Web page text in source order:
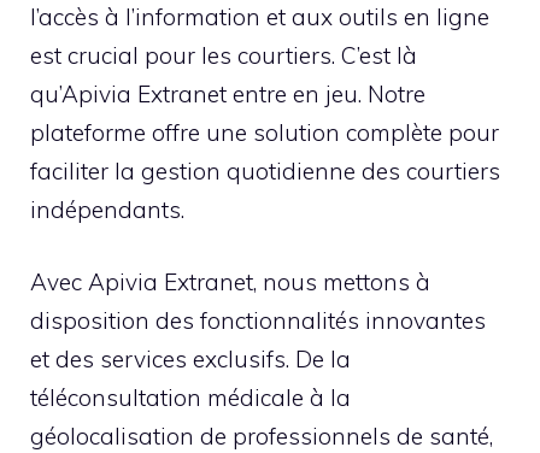
l’accès à l’information et aux outils en ligne
est crucial pour les courtiers. C’est là
qu’Apivia Extranet entre en jeu. Notre
plateforme offre une solution complète pour
faciliter la gestion quotidienne des courtiers
indépendants.
Avec Apivia Extranet, nous mettons à
disposition des fonctionnalités innovantes
et des services exclusifs. De la
téléconsultation médicale à la
géolocalisation de professionnels de santé,